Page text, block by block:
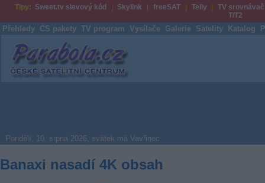
Tipy: Sweet.tv slevový kód Skylink freeSAT Telly
TV srovnávač
T/T2
Přehledy ČS pakety TV program Vysílače Galerie Satelity Katalog
Parabola.cz
Pondělí, 10. srpna 2026, svátek má Vavřinec
Banaxi nasadí 4K obsah